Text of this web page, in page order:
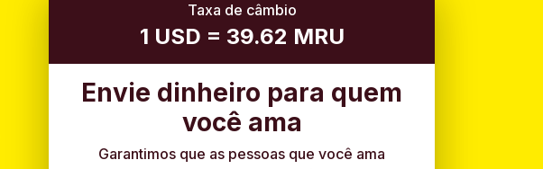
Taxa de câmbio
1 USD = 39.62 MRU
Envie dinheiro para quem
você ama
Garantimos que as pessoas que você ama